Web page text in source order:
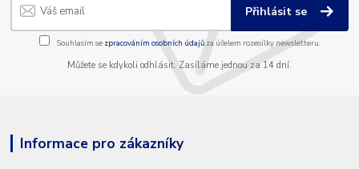
Přihlásit se
Souhlasím se zpracováním osobních údajůza účelem rozesílky newsletteru.
Můžete se kdykoli odhlásit. Zasíláme jednou za 14 dní.
Informace pro zákazníky